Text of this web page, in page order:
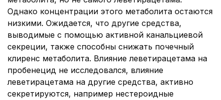
Однако концентрации этого метаболита остаются
низкими. Ожидается, что другие средства,
выводимые с помощью активной канальциевой
секреции, также способны снижать почечный
клиренс метаболита. Влияние леветирацетама на
пробенецид не исследовался, влияние
леветирацетама на другие средства, активно
секретируются, например нестероидные